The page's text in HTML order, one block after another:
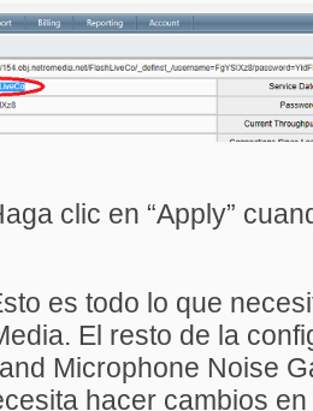
clic en “Apply”
es todo lo que
El resto de la
Microphone Noise
hacer cambios